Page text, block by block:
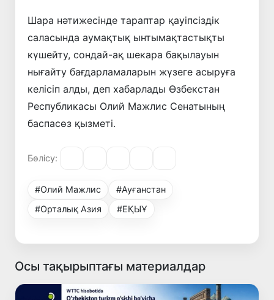
Шара нәтижесінде тараптар қауіпсіздік
саласында аумақтық ынтымақтастықты
күшейту, сондай-ақ шекара бақылауын
нығайту бағдарламаларын жүзеге асыруға
келісіп алды, деп хабарлады Өзбекстан
Республикасы Олий Мажлис Сенатының
баспасөз қызметі.
Бөлісу:
#Олий Мажлис
#Ауғанстан
#Орталық Азия
#ЕҚЫҰ
Осы тақырыптағы материалдар